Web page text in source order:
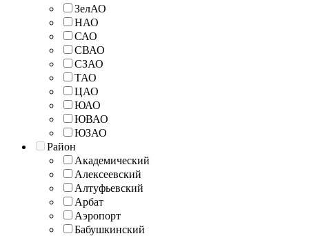
ЗелАО
НАО
САО
СВАО
СЗАО
ТАО
ЦАО
ЮАО
ЮВАО
ЮЗАО
Район
Академический
Алексеевский
Алтуфьевский
Арбат
Аэропорт
Бабушкинский